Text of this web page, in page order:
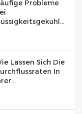
Probleme
Lassen Sich Die
In